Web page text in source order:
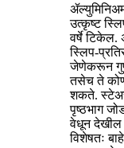
उत्कृष्ट
वर्षे टिकेल.
स्लिप-
जेणेकरून
तसेच ते
शकते.
पृष्ठभाग
वेधून
विशेषतः